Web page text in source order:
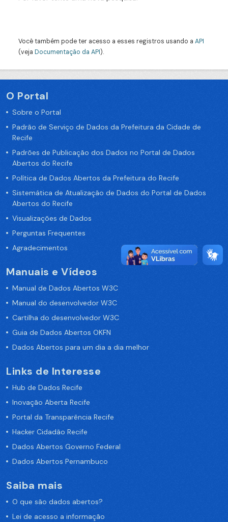
Você também pode ter acesso a esses registros usando a API
(veja Documentação da API).
O Portal
Sobre o Portal
Padrão de Serviço de Dados da Prefeitura da Cidade de
Recife
Padrões de Publicação dos Dados no Portal de Dados
Abertos do Recife
Política de Dados Abertos da Prefeitura do Recife
Sistemática de Atualização de Dados do Portal de Dados
Abertos do Recife
Visualizações de Dados
Perguntas Frequentes
Agradecimentos
Manuais e Vídeos
Manual de Dados Abertos W3C
Manual do desenvolvedor W3C
Cartilha do desenvolvedor W3C
Guia de Dados Abertos OKFN
Dados Abertos para um dia a dia melhor
Links de Interesse
Hub de Dados Recife
Inovação Aberta Recife
Portal da Transparência Recife
Hacker Cidadão Recife
Dados Abertos Governo Federal
Dados Abertos Pernambuco
Saiba mais
O que são dados abertos?
Lei de acesso a informação